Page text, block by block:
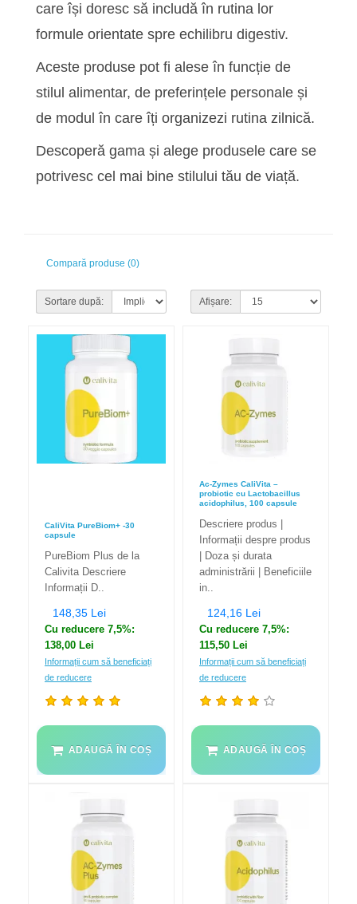
care își doresc să includă în rutina lor
formule orientate spre echilibru digestiv.
Aceste produse pot fi alese în funcție de
stilul alimentar, de preferințele personale și
de modul în care îți organizezi rutina zilnică.
Descoperă gama și alege produsele care se
potrivesc cel mai bine stilului tău de viață.
Compară produse (0)
Sortare după: Afișare:
CaliVita PureBiom+ -30
capsule
PureBiom Plus de la
Calivita Descriere
Informații D..
148,35 Lei
Cu reducere 7,5%:
138,00 Lei
Informații cum să beneficiați
de reducere
ADAUGĂ ÎN COȘ
Ac-Zymes CaliVita –
probiotic cu Lactobacillus
acidophilus, 100 capsule
Descriere produs |
Informații despre produs
| Doza și durata
administrării | Beneficiile
in..
124,16 Lei
Cu reducere 7,5%:
115,50 Lei
Informații cum să beneficiați
de reducere
ADAUGĂ ÎN COȘ